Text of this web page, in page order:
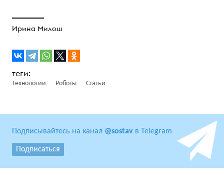
Ирина Милош
Технологии Роботы Статьи
Подписывайтесь на канал @sostav в Telegram
Подписаться